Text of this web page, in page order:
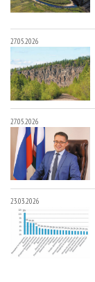
27.05.2026
27.05.2026
23.03.2026